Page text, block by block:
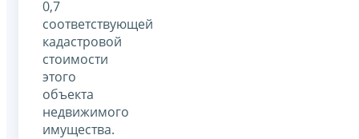
0,7
соответствующей
кадастровой
стоимости
этого
объекта
недвижимого
имущества.